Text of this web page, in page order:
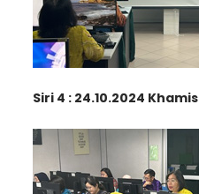
Siri 4 : 24.10.2024 Khamis